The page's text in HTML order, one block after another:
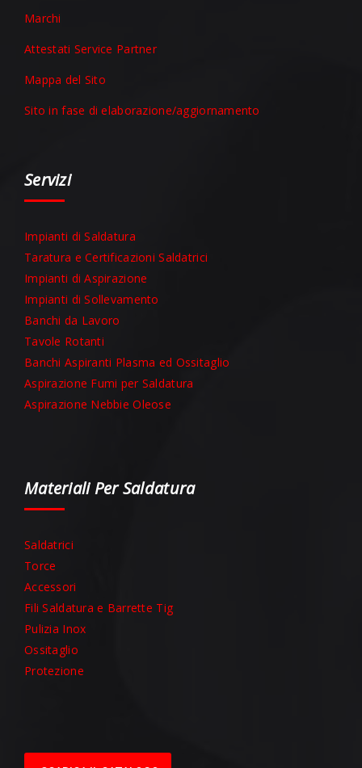
Marchi
Attestati Service Partner
Mappa del Sito
Sito in fase di elaborazione/aggiornamento
Servizi
Impianti di Saldatura
Taratura e Certificazioni Saldatrici
Impianti di Aspirazione
Impianti di Sollevamento
Banchi da Lavoro
Tavole Rotanti
Banchi Aspiranti Plasma ed Ossitaglio
Aspirazione Fumi per Saldatura
Aspirazione Nebbie Oleose
Materiali Per Saldatura
Saldatrici
Torce
Accessori
Fili Saldatura e Barrette Tig
Pulizia Inox
Ossitaglio
Protezione